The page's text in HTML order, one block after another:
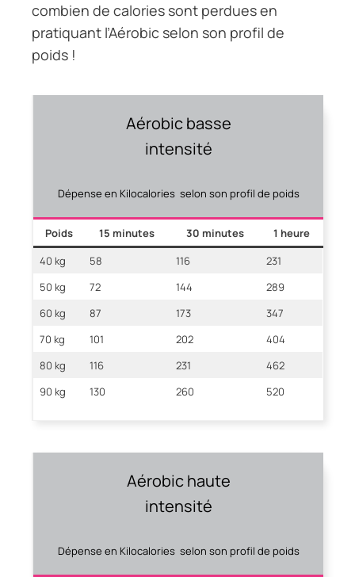
combien de calories sont perdues en
pratiquant l’Aérobic selon son profil de
poids !
Aérobic basse
intensité
Dépense en Kilocalories selon son profil de poids
Poids 15 minutes 30 minutes
1 heure
40 kg
58 116
231
50 kg
72 144
289
60 kg
87 173
347
70 kg
101 202
404
80 kg
116 231
462
90 kg
130 260 520
Aérobic haute
intensité
Dépense en Kilocalories selon son profil de poids